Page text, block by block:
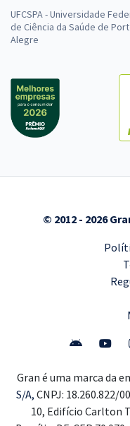
UFCSPA - Universidade
de Ciência da Saúde de
Alegre
© 2012 - 2026
Gran é uma marca da
S/A, CNPJ: 18.260.822/
10, Edifício Carlton